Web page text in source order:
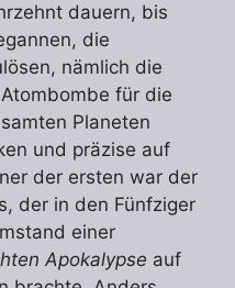
dauern, bis
die
nämlich die
für die
Planeten
und präzise auf
der ersten war der
der in den Fünfziger
einer
Apokalypse auf